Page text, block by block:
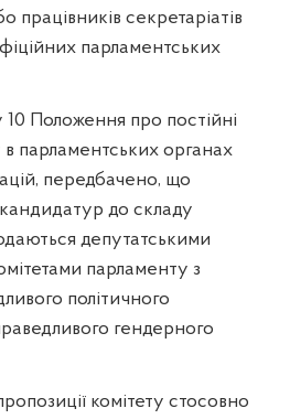
працівників секретаріатів
парламентських
10 Положення про постійні
в парламентських органах
передбачено, що
до складу
депутатськими
парламенту з
політичного
гендерного
комітету стосовно